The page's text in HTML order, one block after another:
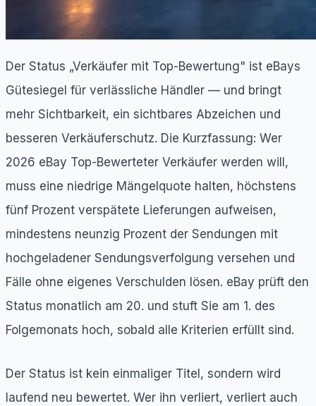
Der Status „Verkäufer mit Top-Bewertung" ist eBays
Gütesiegel für verlässliche Händler — und bringt
mehr Sichtbarkeit, ein sichtbares Abzeichen und
besseren Verkäuferschutz. Die Kurzfassung: Wer
2026 eBay Top-Bewerteter Verkäufer werden will,
muss eine niedrige Mängelquote halten, höchstens
fünf Prozent verspätete Lieferungen aufweisen,
mindestens neunzig Prozent der Sendungen mit
hochgeladener Sendungsverfolgung versehen und
Fälle ohne eigenes Verschulden lösen. eBay prüft den
Status monatlich am 20. und stuft Sie am 1. des
Folgemonats hoch, sobald alle Kriterien erfüllt sind.
Der Status ist kein einmaliger Titel, sondern wird
laufend neu bewertet. Wer ihn verliert, verliert auch